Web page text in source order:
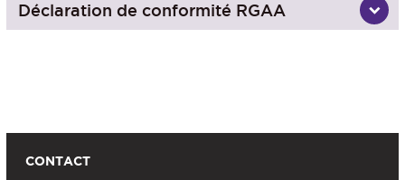
Déclaration de conformité RGAA
CONTACT